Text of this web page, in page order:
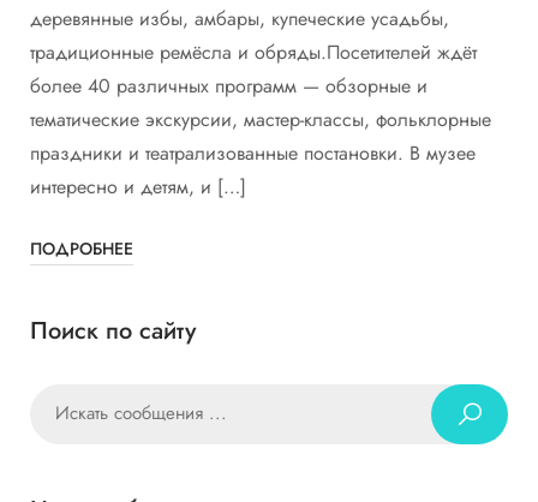
деревянные избы, амбары, купеческие усадьбы,
традиционные ремёсла и обряды.Посетителей ждёт
более 40 различных программ — обзорные и
тематические экскурсии, мастер-классы, фольклорные
праздники и театрализованные постановки. В музее
интересно и детям, и […]
ПОДРОБНЕЕ
Поиск по сайту